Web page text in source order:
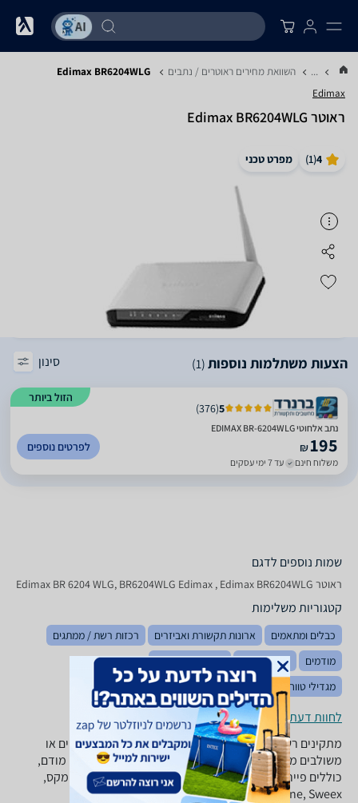
... השוואת מחירים ראוטרים / נתבים Edimax BR6204WLG
Edimax
‏ראוטר Edimax BR6204WLG
4
(
1
) מפרט טכני
הצעות משתלמות נוספות(1) סינון
הזול ביותר
5
(
376
)
נתב אלחוטי EDIMAX BR-6204WLG
₪195
משלוח חינם עד 7 ימי עסקים
לפרטים נוספים
שמות נוספים לדגם
‏ראוטר Edimax BR 6204 WLG, BR6204WLG Edimax , Edimax BR6204WLG
קטגוריות משלימות
כבלים ומתאמים ארונות תקשורת ואביזרים
רכזות רשת / ממתגים
מודמים
כרטיסי רשת
מודמים סלולריים
מגדילי טווח / Access Points
ציוד משלים לתקשורת
לחוות דעת ופרטי החנויות
מתקינים רשת אלחוטית בבית? קנו ראוטרים אלחוטיים, קוויים או
משולבים מתאימים לרשת ADSL או כבלים, נתבים הכוללים מודם,
כוללים פיירוול, בעלי חיבור USB, RJ-45, ממותגים כגון אדימקס,
Linksys, 3COM, D-Link, Level One, Sweex ועוד.